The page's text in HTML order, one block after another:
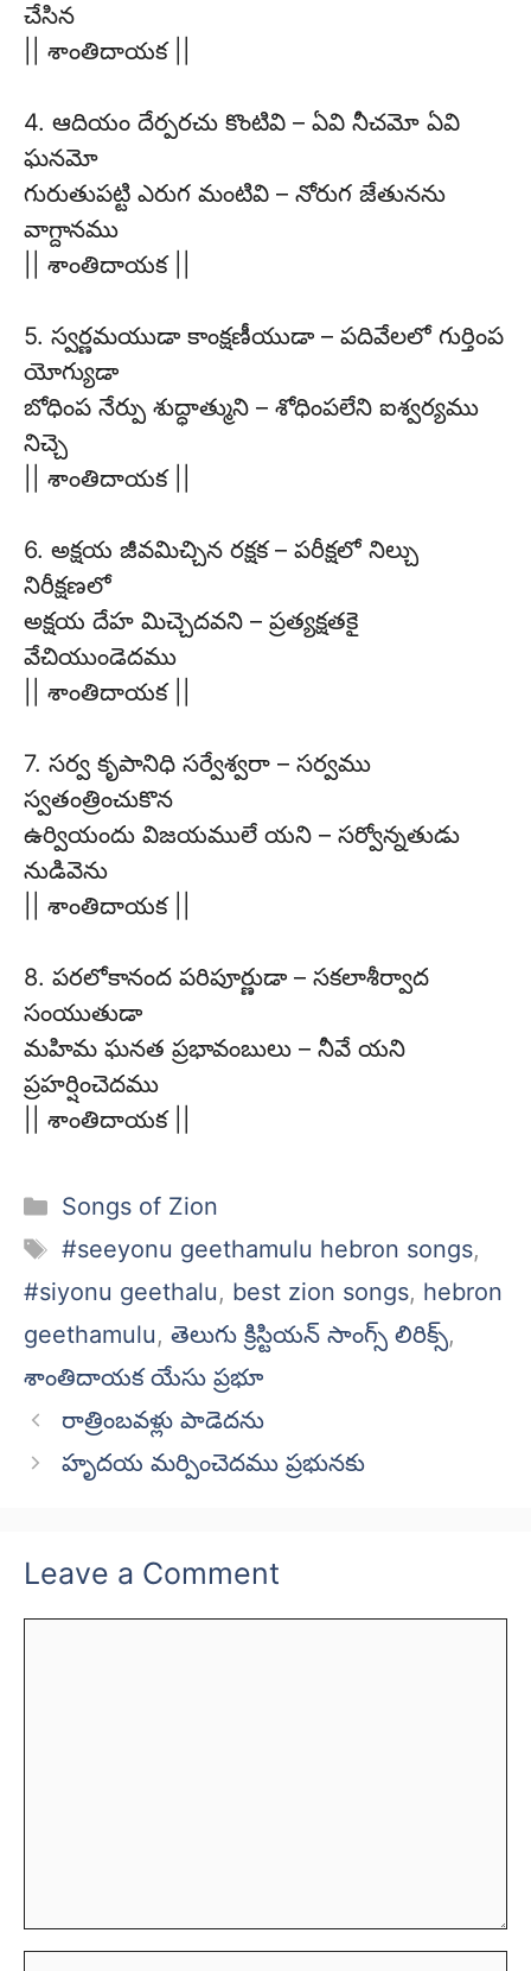
చేసిన
|| శాంతిదాయక ||
4. ఆదియం దేర్పరచు కొంటివి – ఏవి నీచమో ఏవి
ఘనమో
గురుతుపట్టి ఎరుగ మంటివి – నోరుగ జేతునను
వాగ్దానము
|| శాంతిదాయక ||
5. స్వర్ణమయుడా కాంక్షణీయుడా – పదివేలలో గుర్తింప
యోగ్యుడా
బోధింప నేర్పు శుద్ధాత్ముని – శోధింపలేని ఐశ్వర్యము
నిచ్చె
|| శాంతిదాయక ||
6. అక్షయ జీవమిచ్చిన రక్షక – పరీక్షలో నిల్చు
నిరీక్షణలో
అక్షయ దేహ మిచ్చెదవని – ప్రత్యక్షతకై
వేచియుండెదము
|| శాంతిదాయక ||
7. సర్వ కృపానిధి సర్వేశ్వరా – సర్వము
స్వతంత్రించుకొన
ఉర్వియందు విజయములే యని – సర్వోన్నతుడు
నుడివెను
|| శాంతిదాయక ||
8. పరలోకానంద పరిపూర్ణుడా – సకలాశీర్వాద
సంయుతుడా
మహిమ ఘనత ప్రభావంబులు – నీవే యని
ప్రహర్షించెదము
|| శాంతిదాయక ||
Categories
Songs of Zion
Tags
#seeyonu geethamulu hebron songs,
#siyonu geethalu, best zion songs, hebron
geethamulu, తెలుగు క్రిస్టియన్ సాంగ్స్ లిరిక్స్,
శాంతిదాయక యేసు ప్రభూ
రాత్రింబవళ్లు పాడెదను
హృదయ మర్పించెదము ప్రభునకు
Leave a Comment